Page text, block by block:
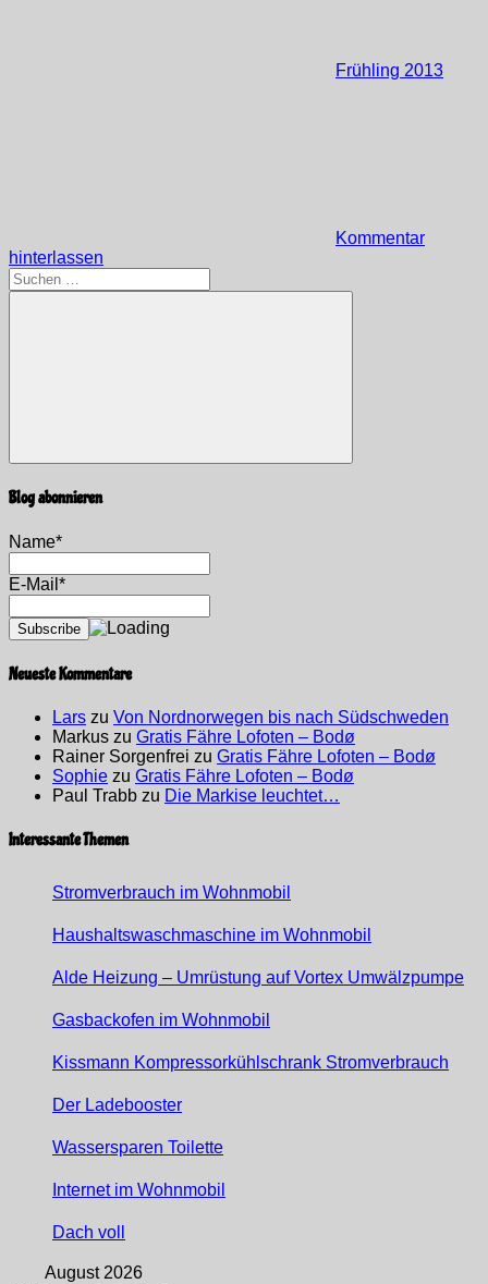
Frühling 2013
Kommentar
hinterlassen
Suchen
nach:
Suchen
Blog abonnieren
Name*
E-Mail*
Neueste Kommentare
Lars zu Von Nordnorwegen bis nach Südschweden
Markus zu Gratis Fähre Lofoten – Bodø
Rainer Sorgenfrei zu Gratis Fähre Lofoten – Bodø
Sophie zu Gratis Fähre Lofoten – Bodø
Paul Trabb zu Die Markise leuchtet…
Interessante Themen
Stromverbrauch im Wohnmobil
Haushaltswaschmaschine im Wohnmobil
Alde Heizung – Umrüstung auf Vortex Umwälzpumpe
Gasbackofen im Wohnmobil
Kissmann Kompressorkühlschrank Stromverbrauch
Der Ladebooster
Wassersparen Toilette
Internet im Wohnmobil
Dach voll
August 2026